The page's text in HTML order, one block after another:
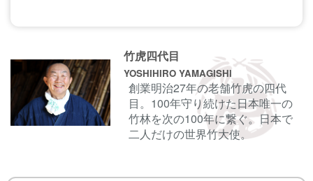
コメントする前にサインイン
ます。
名前
竹虎四代目
YOSHIHIRO YAMAGISHI
創業明治27年の老舗竹虎の四代
目。100年守り続けた日本唯一の
竹林を次の100年に繋ぐ。日本で
二人だけの世界竹大使。